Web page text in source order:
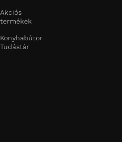
Akciós
termékek
Konyhabútor
Tudástár